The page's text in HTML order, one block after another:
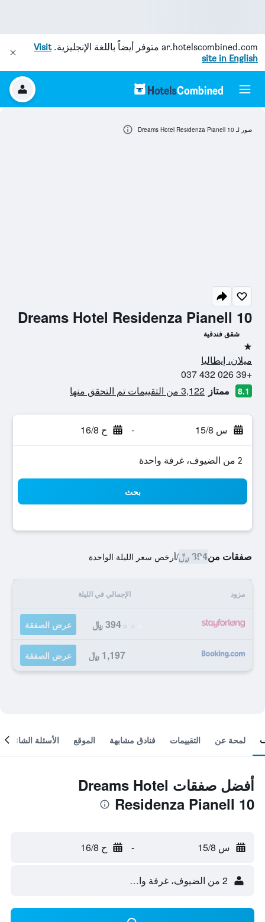
ar.hotelscombined.com متوفر أيضاً باللغة الإنجليزية.Visit
site in English
Dreams Hotel Residenza Pianell 10
شقق فندقية
نجمة واحدة
ميلان، إيطاليا
+39 026 432 037
8.1 ممتاز 3,122 من التقييمات تم التحقق منها
س 15/8 - ح 16/8
2 من الضيوف، غرفة واحدة
بحث
صفقات من394 ﷼ /أرخص سعر الليلة الواحدة
مزود الإجمالي في الليلة
394 ﷼ عرض الصفقة
1,197 ﷼ عرض الصفقة
صور لـ Dreams Hotel Residenza Pianell 10
لمحة عن التقييمات فنادق مشابهة الموقع الأسئلة الشائعة
أفضل صفقات Dreams Hotel
Residenza Pianell 10
س 15/8 - ح 16/8
2 من الضيوف، غرفة واحدة